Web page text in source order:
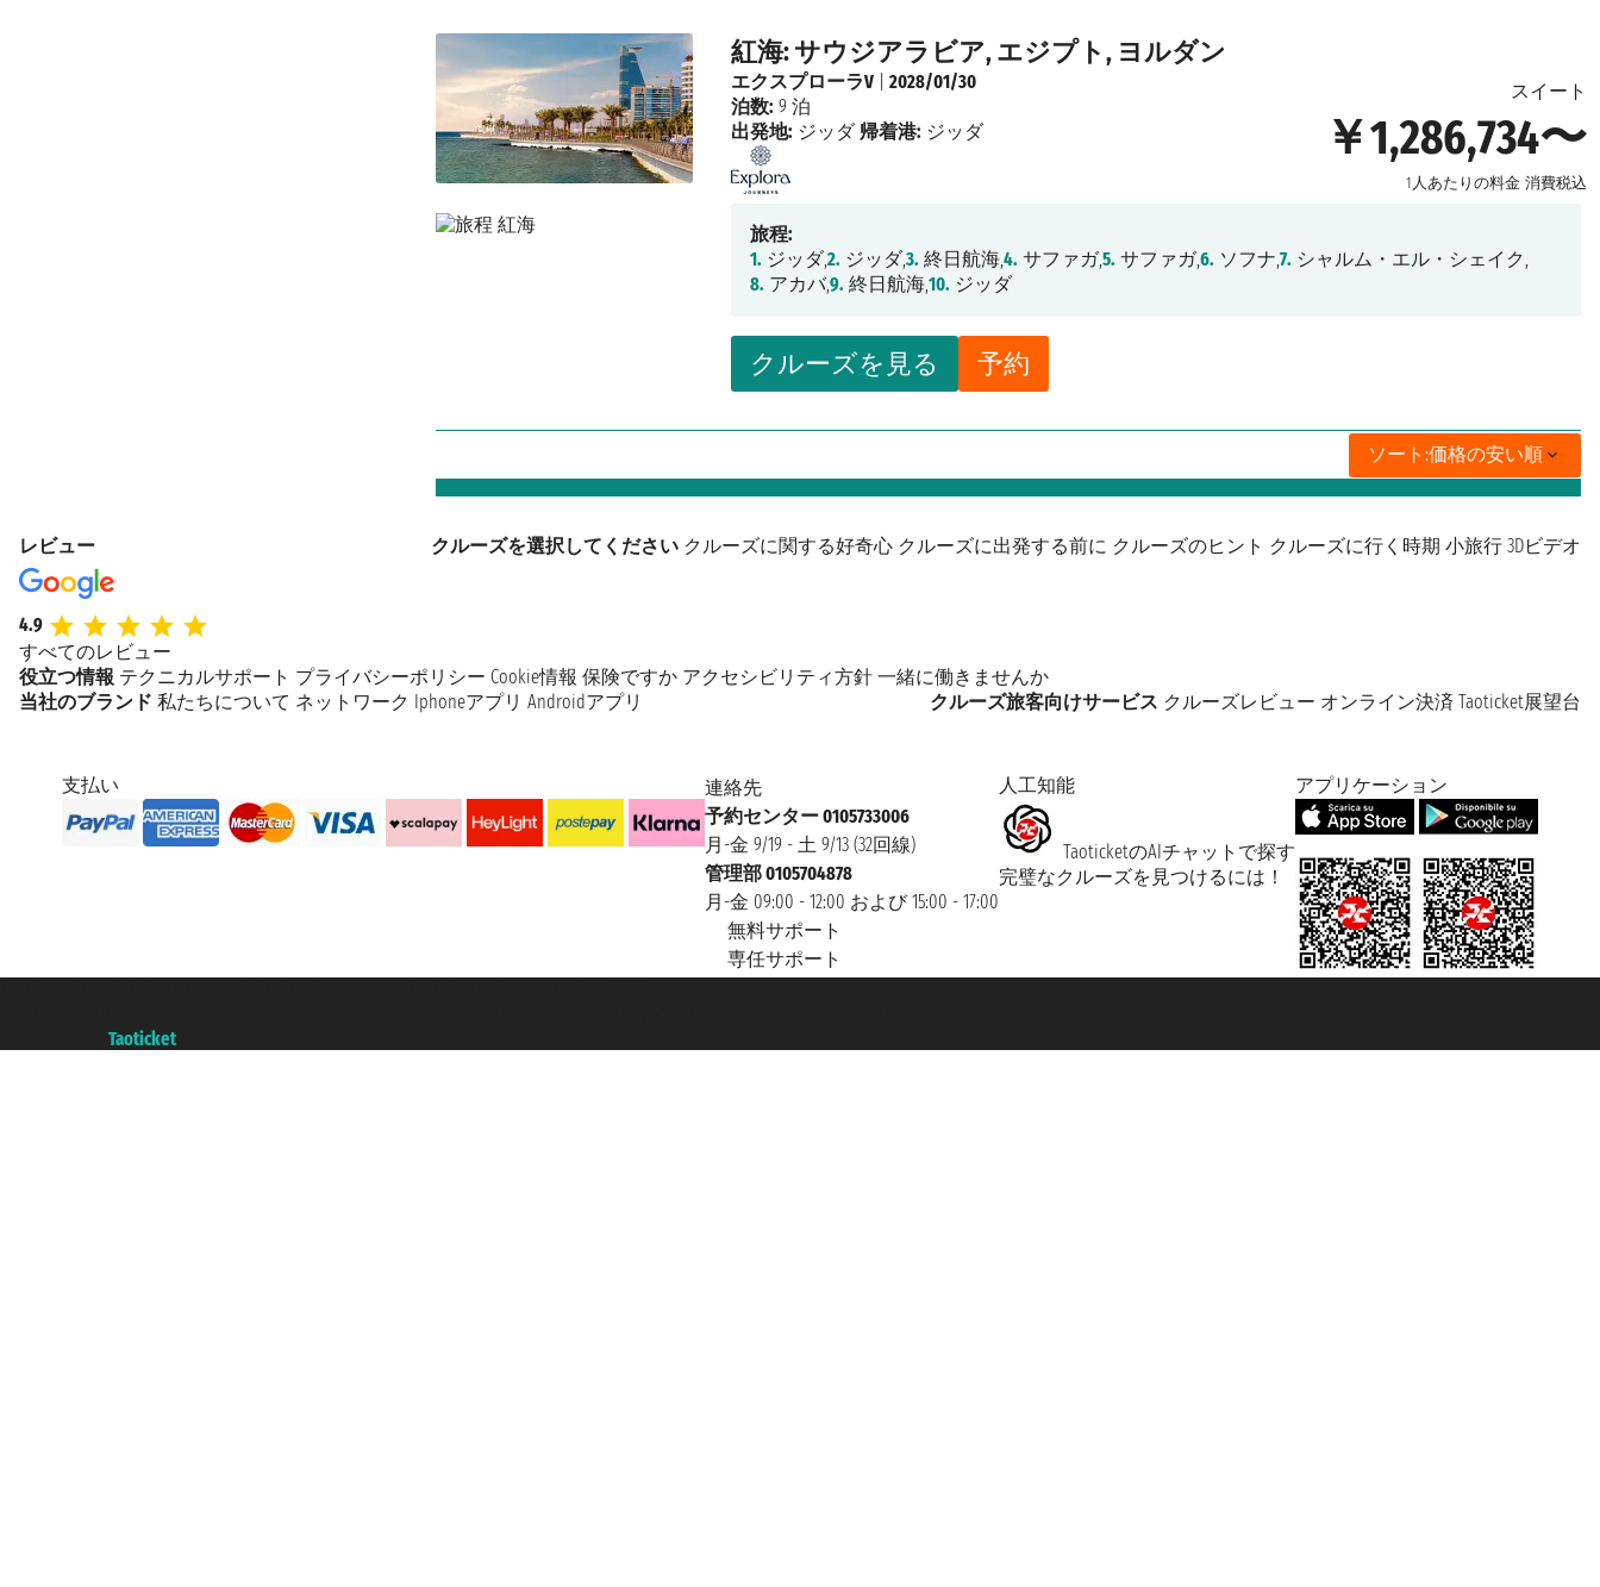
紅海: サウジアラビア, エジプト, ヨルダン
スイート
￥1,286,734〜
1人あたりの料金 消費税込
クルーズを見る 予約
エクスプローラV |2028/01/30
泊数: 9 泊
出発地: ジッダ 帰着港: ジッダ
旅程:
1. ジッダ,2. ジッダ,3. 終日航海,4. サファガ,5. サファガ,6. ソフナ,7. シャルム・エル・シェイク,
8. アカバ,9. 終日航海,10. ジッダ
ソート:価格の安い順
レビュー
4.9
すべてのレビュー
クルーズを選択してください クルーズに関する好奇心 クルーズに出発する前に クルーズのヒント クルーズに行く時期 小旅行 3Dビデオ
役立つ情報 テクニカルサポート プライバシーポリシー Cookie情報 保険ですか アクセシビリティ方針 一緒に働きませんか
当社のブランド 私たちについて ネットワーク Iphoneアプリ Androidアプリ クルーズ旅客向けサービス クルーズレビュー オンライン決済 Taoticket展望台
支払い
連絡先
予約センター 0105733006
月-金 9/19 - 土 9/13 (32回線)
管理部 0105704878
月-金 09:00 - 12:00 および 15:00 - 17:00
無料サポート
専任サポート
人工知能
TaoticketのAIチャットで探す
完璧なクルーズを見つけるには！
アプリケーション
Taoticket